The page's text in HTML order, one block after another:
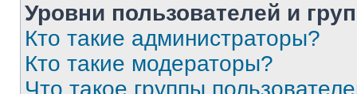
Уровни пользователей и
Кто такие администраторы?
Кто такие модераторы?
Что такое группы